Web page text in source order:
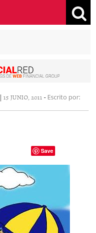
| 15 JUNIO, 2011 - Escrito por:
Save